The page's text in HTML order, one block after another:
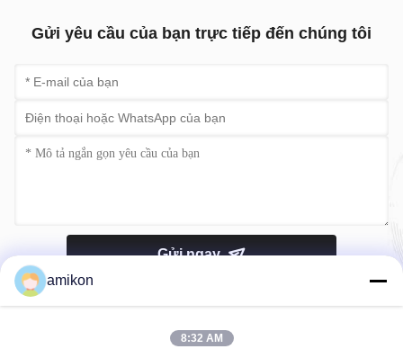
Gửi yêu cầu của bạn trực tiếp đến chúng tôi
Gửi ngay
amikon
8:32 AM